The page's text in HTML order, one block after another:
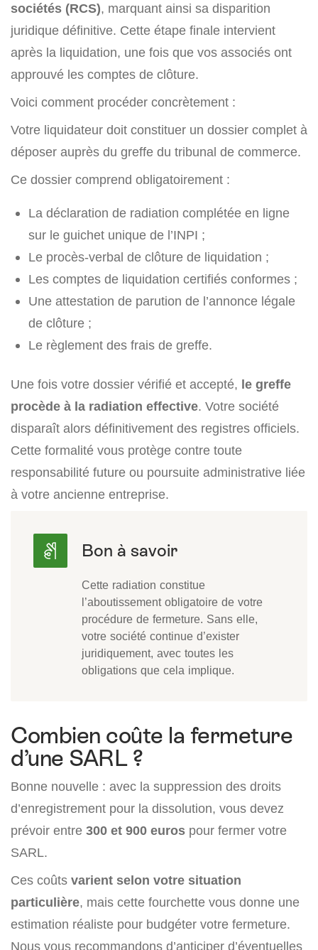
sociétés (RCS), marquant ainsi sa disparition
juridique définitive. Cette étape finale intervient
après la liquidation, une fois que vos associés ont
approuvé les comptes de clôture.
Voici comment procéder concrètement :
Votre liquidateur doit constituer un dossier complet à
déposer auprès du greffe du tribunal de commerce.
Ce dossier comprend obligatoirement :
La déclaration de radiation complétée en ligne
sur le guichet unique de l’INPI ;
Le procès-verbal de clôture de liquidation ;
Les comptes de liquidation certifiés conformes ;
Une attestation de parution de l’annonce légale
de clôture ;
Le règlement des frais de greffe.
Une fois votre dossier vérifié et accepté, le greffe
procède à la radiation effective. Votre société
disparaît alors définitivement des registres officiels.
Cette formalité vous protège contre toute
responsabilité future ou poursuite administrative liée
à votre ancienne entreprise.
Cette radiation constitue
l’aboutissement obligatoire de votre
procédure de fermeture. Sans elle,
votre société continue d’exister
juridiquement, avec toutes les
obligations que cela implique.
Combien coûte la fermeture
d’une SARL ?
Bonne nouvelle : avec la suppression des droits
d’enregistrement pour la dissolution, vous devez
prévoir entre 300 et 900 euros pour fermer votre
SARL.
Ces coûts varient selon votre situation
particulière, mais cette fourchette vous donne une
estimation réaliste pour budgéter votre fermeture.
Nous vous recommandons d’anticiper d’éventuelles